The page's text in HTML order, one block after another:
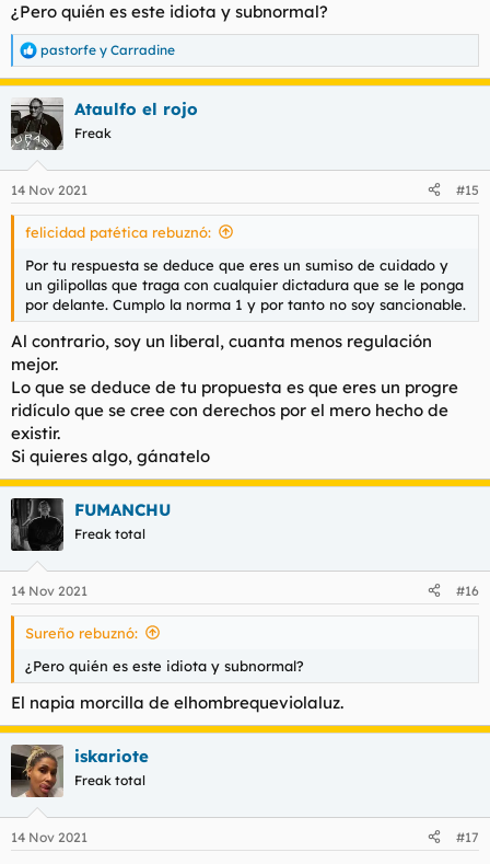
:
¿Pero quién es este idiota y subnormal?
R
e
a
c
c
i
e
s
pastorfe y Carradine
Ataulfo el rojo
Freak
14 Nov 2021 #15
felicidad patética rebuznó:
Por tu respuesta se deduce que eres un sumiso de cuidado y
un gilipollas que traga con cualquier dictadura que se le ponga
por delante. Cumplo la norma 1 y por tanto no soy sancionable.
Al contrario, soy un liberal, cuanta menos regulación
mejor.
Lo que se deduce de tu propuesta es que eres un progre
ridículo que se cree con derechos por el mero hecho de
existir.
Si quieres algo, gánatelo
FUMANCHU
Freak total
14 Nov 2021 #16
Sureño rebuznó:
¿Pero quién es este idiota y subnormal?
El napia morcilla de elhombrequeviolaluz.
iskariote
Freak total
14 Nov 2021 #17